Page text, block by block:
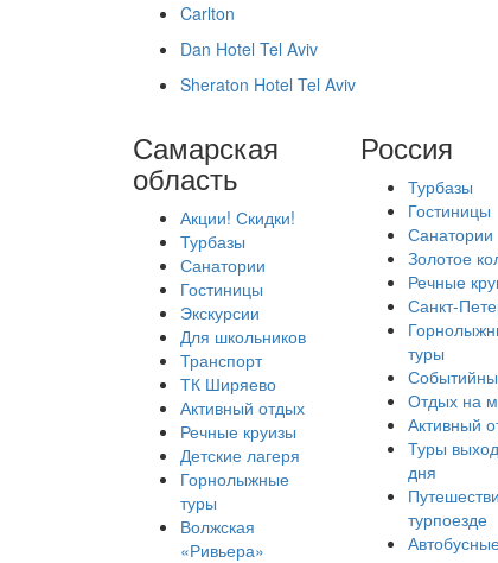
Carlton
Dan Hotel Tel Aviv
Sheraton Hotel Tel Aviv
Самарская
область
Акции! Скидки!
Турбазы
Санатории
Гостиницы
Экскурсии
Для школьников
Транспорт
ТК Ширяево
Активный отдых
Речные круизы
Детские лагеря
Горнолыжные
туры
Волжская
«Ривьера»
Россия
Турбазы
Гостиницы
Санатории
Золотое
Речные
Санкт-
туры
Отдых на
Активный
Туры
дня
турпоезде